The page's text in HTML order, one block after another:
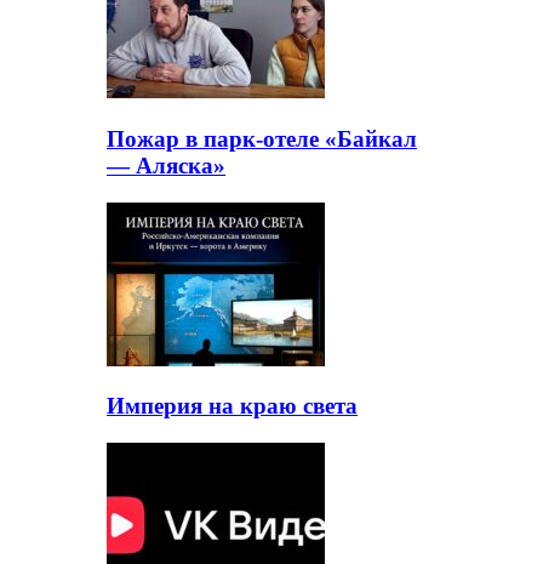
Пожар в парк-отеле «Байкал
— Аляска»
Империя на краю света